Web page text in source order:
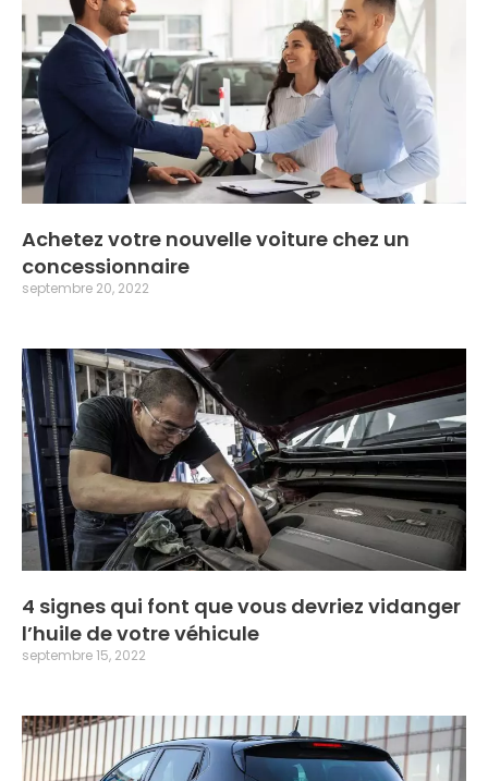
Achetez votre nouvelle voiture chez un
concessionnaire
septembre 20, 2022
4 signes qui font que vous devriez vidanger
l’huile de votre véhicule
septembre 15, 2022